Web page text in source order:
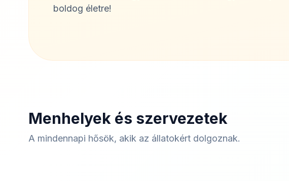
boldog életre!
Menhelyek és szervezetek
A mindennapi hősök, akik az állatokért dolgoznak.